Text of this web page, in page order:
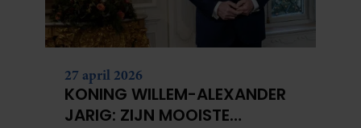
27 april 2026
KONING WILLEM-ALEXANDER
JARIG: ZIJN MOOISTE